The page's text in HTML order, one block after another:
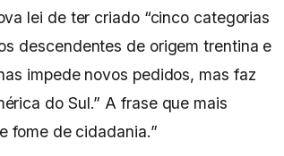
lei de ter criado “cinco categorias
descendentes de origem trentina e
impede novos pedidos, mas faz
do Sul.” A frase que mais
fome de cidadania.”